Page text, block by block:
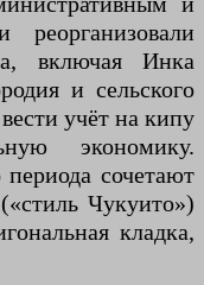
включая Инка
и сельского
учёт на кипу
экономику.
сочетают
Чукуито»)
кладка,